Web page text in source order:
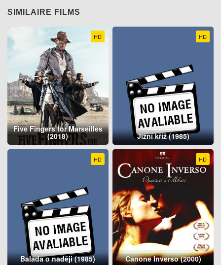
SIMILAIRE FILMS
HD
Five Fingers for Marseilles
(2018)
HD
Jižní kříž (1985)
HD
Balada o naději (1985)
HD
Canone Inverso (2000)